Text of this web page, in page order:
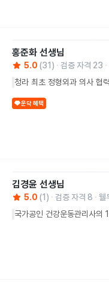
홍준화 선생님
5.0 (31 ) 검증 자격 23
청라 최초 정형외과 의사 협
운닥 혜택
김경윤 선생님
5.0 (1 ) 검증 자격 8
웰
국가공인 건강운동관리사의